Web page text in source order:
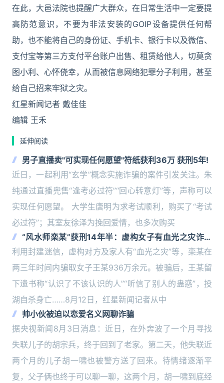
在此，大邑法院也提醒广大群众，在日常生活中一定要提
高防范意识，不要为非法安装的GOIP设备提供任何帮
助，也不能将自己的身份证、手机卡、银行卡以及微信、
支付宝等第三方支付平台账户出售、租赁给他人，切莫贪
图小利、心怀侥幸，从而被信息网络犯罪分子利用，甚至
给自己招来牢狱之灾。
红星新闻记者 戴佳佳
编辑 王禾
延伸阅读
男子直播卖"可实现任何愿望"符纸获利36万 获刑5年!
近日，一起利用“玄学”概念实施诈骗的案件引发关注。朱
纯通过直播兜售“逢考必过符”“回心转意灯”等，声称可以
实现任何愿望。 大学生唐明为求考试顺利，购买了“考试
必过符”；其室友徐泽为挽回爱情，也多次购买
“风水师栾某”获刑14年半：虚构女子有血光之灾诈骗
936万元，女子留下遗书后投湖自杀
利用封建迷信，虚构对方及家人有“血光之灾”等，栾某在
两三年时间内骗取女子王某936万余元。被骗后，王某留
下遗书称“认识了不该认识的人”“听信了别人的蛊惑”，投
湖自杀身亡……8月12日，红星新闻记者从中
帅小伙被迫以恋爱名义网聊诈骗
据央视新闻8月3日消息：近日，在外奔波了一个月寻找
失联儿子的胡宗兵，终于回到了老家。第二天，他失联近
两个月的儿子胡一啸也被警方送了回来。待情绪逐渐平
复，父子俩也终于可以聊一聊，这两个月，胡一啸到底经